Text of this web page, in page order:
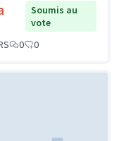
Soumis au
vote
0 0